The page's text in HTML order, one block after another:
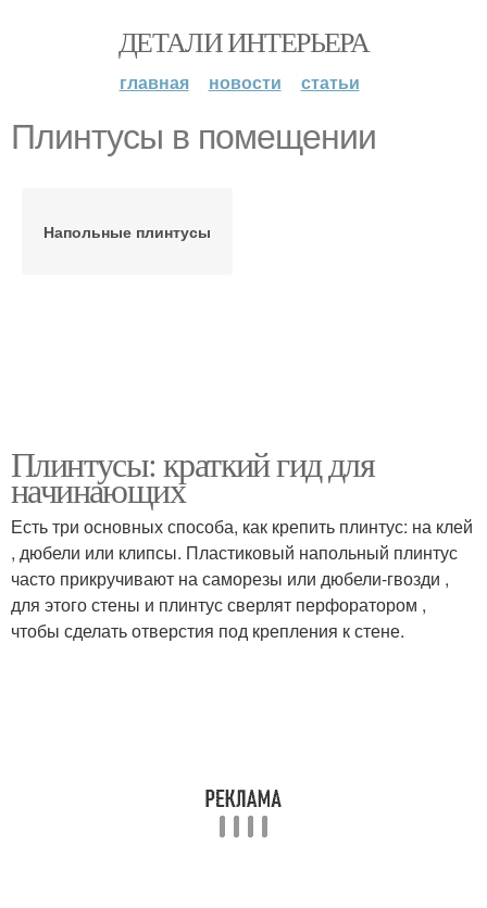
ДЕТАЛИ ИНТЕРЬЕРА
главная новости статьи
Плинтусы в помещении
Напольные плинтусы
Плинтусы: краткий гид для
начинающих
Есть три основных способа, как крепить плинтус: на клей
, дюбели или клипсы. Пластиковый напольный плинтус
часто прикручивают на саморезы или дюбели-гвозди ,
для этого стены и плинтус сверлят перфоратором ,
чтобы сделать отверстия под крепления к стене.